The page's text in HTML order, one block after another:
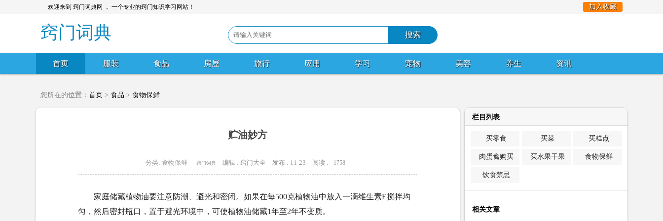
欢迎来到 窍门词典网 ， 一个专业的窍门知识学习网站！ 加入收藏
窍门词典
首页 服装 食品 房屋 旅行 应用 学习 宠物 美容 养生 资讯
您所在的位置： 首页 > 食品 > 食物保鲜
贮油妙方
分类: 食物保鲜 窍门词典 编辑 : 窍门大全 发布 : 11-23 阅读 : 1758
家庭储藏植物油要注意防潮、避光和密闭。如果在每500克植物油中放入一滴维生素E搅拌均
匀，然后密封瓶口，置于避光环境中，可使植物油储藏1年至2年不变质。
栏目列表
买零食 买菜 买糕点
肉蛋禽购买 买水果干果 食物保鲜
饮食禁忌
相关文章